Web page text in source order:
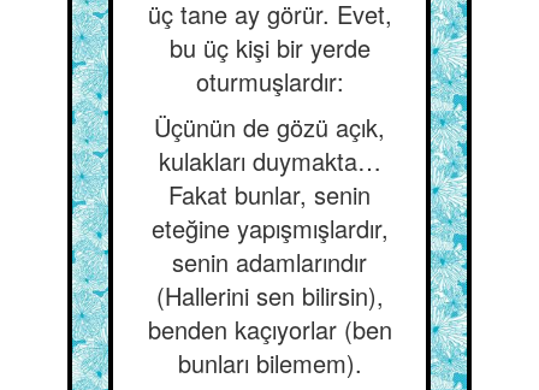
üç tane ay görür. Evet,
bu üç kişi bir yerde
oturmuşlardır:
Üçünün de gözü açık,
kulakları duymakta…
Fakat bunlar, senin
eteğine yapışmışlardır,
senin adamlarındır
(Hallerini sen bilirsin),
benden kaçıyorlar (ben
bunları bilemem).